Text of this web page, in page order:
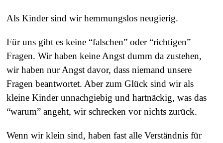
Als Kinder sind wir hemmungslos neugierig.
Für uns gibt es keine “falschen” oder “richtigen”
Fragen. Wir haben keine Angst dumm da zustehen,
wir haben nur Angst davor, dass niemand unsere
Fragen beantwortet. Aber zum Glück sind wir als
kleine Kinder unnachgiebig und hartnäckig, was das
“warum” angeht, wir schrecken vor nichts zurück.
Wenn wir klein sind, haben fast alle Verständnis für